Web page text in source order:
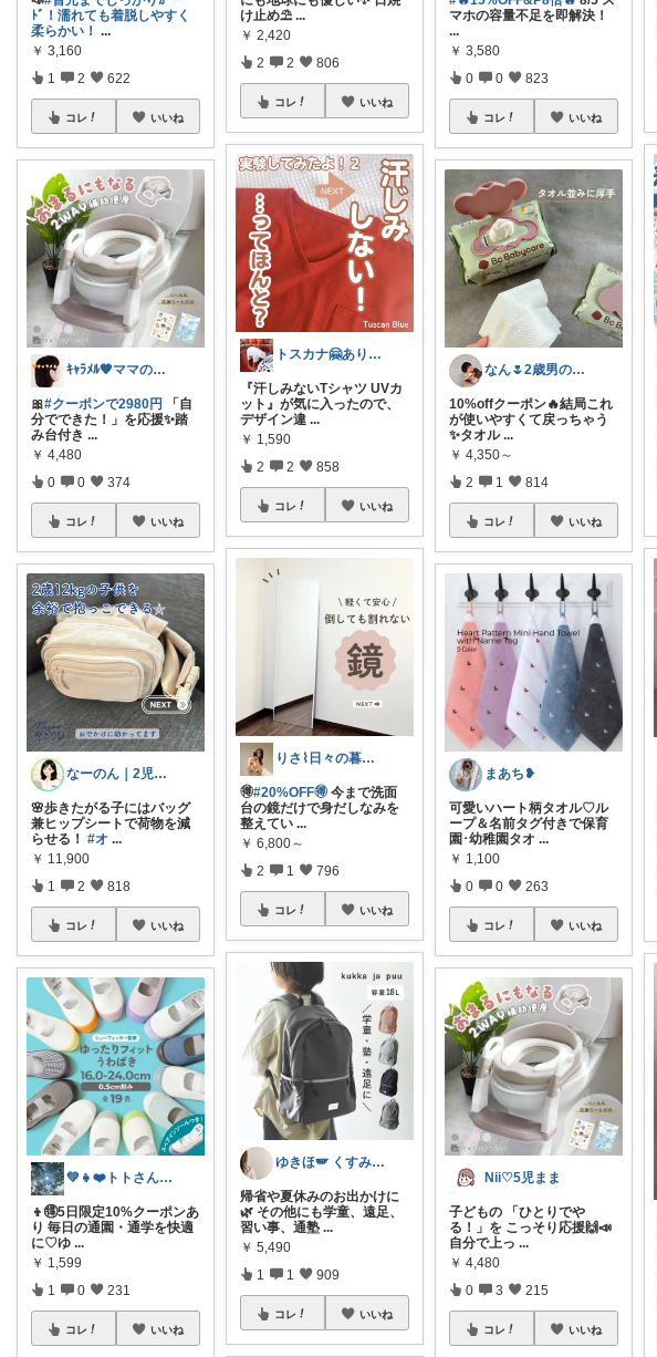
ﾄﾞ！濡れても着脱しやすく
柔らかい！ ...
￥ 3,160
1 2 622
コレ いいね
ｷｬﾗﾒﾙ🧡ママのかわいい×ラク育児✼
🎀#クーポンで2980円
「自
分でできた！」を応援✨踏
み台付き ...
￥ 4,480
0 0 374
コレ いいね
なーのん｜2児ワーママ＊育児/時短
🌸歩きたがる子にはバッグ
兼ヒップシートで荷物を減
らせる！ #オ ...
￥ 11,900
1 2 818
コレ いいね
💚👧❤️トトさん 8月🥵
👦🉐5日限定10%クーポンあ
り 毎日の通園・通学を快適
に♡ゆ ...
￥ 1,599
1 0 231
コレ いいね
け止め⛱️ ...
￥ 2,420
2 2 806
コレ いいね
トスカナ🤗ありがとうございます💕
『汗しみないTシャツ UVカ
ット』が気に入ったので、
デザイン違 ...
￥ 1,590
2 2 858
コレ いいね
りさ⌇日々の暮らしをちょっと素敵に
🉐#20%OFF🉐 今まで洗面
台の鏡だけで身だしなみを
整えてい ...
￥ 6,800～
2 1 796
コレ いいね
ゆきほ🪽 くすみカラー×小学生ママ
帰省や夏休みのお出かけに
🌿 その他にも学童、遠足、
習い事、通塾 ...
￥ 5,490
1 1 909
コレ いいね
マホの容量不足を即解決！
...
￥ 3,580
0 0 823
コレ いいね
なん🌷2歳男の子ママ⿻*.アイコン変更
10%offクーポン🔥結局これ
が使いやすくて戻っちゃう
✨タオル ...
￥ 4,350～
2 1 814
コレ いいね
まあち❥
可愛いハート柄タオル♡ル
ープ＆名前タグ付きで保育
園･幼稚園タオ ...
￥ 1,100
0 0 263
コレ いいね
Nii♡5児まま
子どもの 「ひとりでや
る！」を こっそり応援🙌📣
自分で上っ ...
￥ 4,480
0 3 215
コレ いいね